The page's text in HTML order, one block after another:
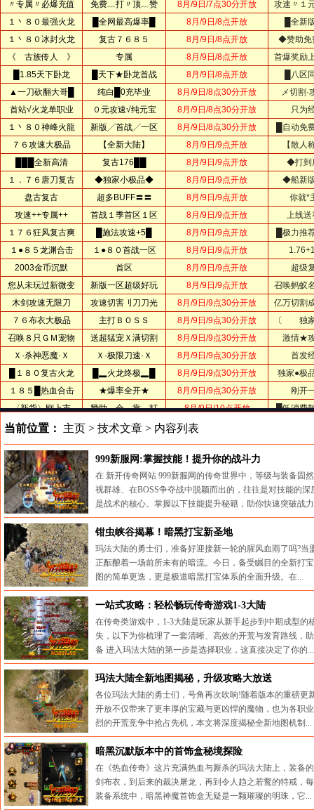
当前位置： 主页 > 技术文章 > 内容列表
999新服网:掌握技能！提升你的战斗力
在 新开传奇网站 999新服网的传奇世界中，等级与装备固
视群雄、在BOSS争夺战中脱颖而出的，往往是对技能的
是战术的核心。掌握以下技能提升秘籍，助你快速突破战
来源：传奇搜服网 时间:2026-08-08 09:49:07
钳虫峡谷揭幕！暗黑打宝新圣地
玛法大陆的勇士们，准备好迎接新一轮的腥风血雨了吗?
正酝酿着一场前所未有的暗流。今日，备受瞩目的全新打
图的简单更迭，更是极道暗黑打宝体系的全面升级。在...
来源：传奇搜服网 时间:2026-08-04 10:20:33
一站式攻略：轻松畅玩传奇游戏1-3大陆
在传奇类游戏中，1-3大陆是玩家从新手起步到中期成型
失，以下为你梳理了一套清晰、高效的开荒与发育路线，
备 进入玛法大陆的第一步是选择职业，这直接决定了你的...
来源：传奇搜服网 时间:2026-07-31 10:05:05
玛法大陆全新地图揭秘，升级攻略大放送
各位玛法大陆的勇士们，号角再次吹响!随着版本的重磅
开放不仅带来了更丰厚的宝藏与更凶悍的魔物，也为各职
烈的开荒竞争中抢占先机，本文将深度揭秘全新地图机制...
来源：传奇搜服网 时间:2026-07-27 10:06:22
暗黑沉默版本中的首饰盒秘境探险
在《热血传奇》这片充满热血与厮杀的玛法大陆上，装备
剑布衣，到后来的裁决屠龙，再到令人趋之若鹜的特戒，
装备系统中，暗黑神魔首饰盒无疑是一颗璀璨的明珠，它...